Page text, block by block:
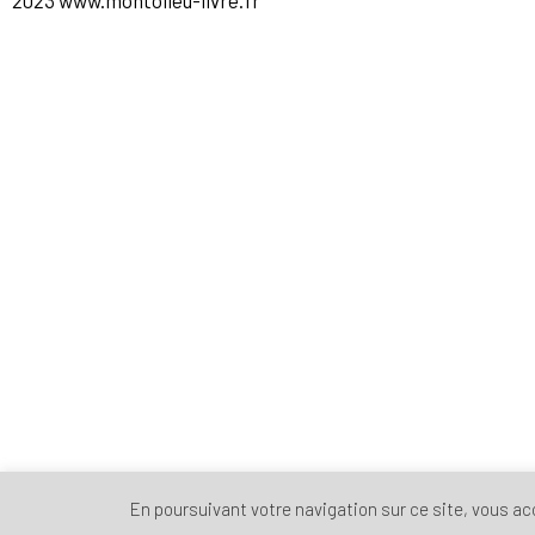
En poursuivant votre navigation sur ce site, vous